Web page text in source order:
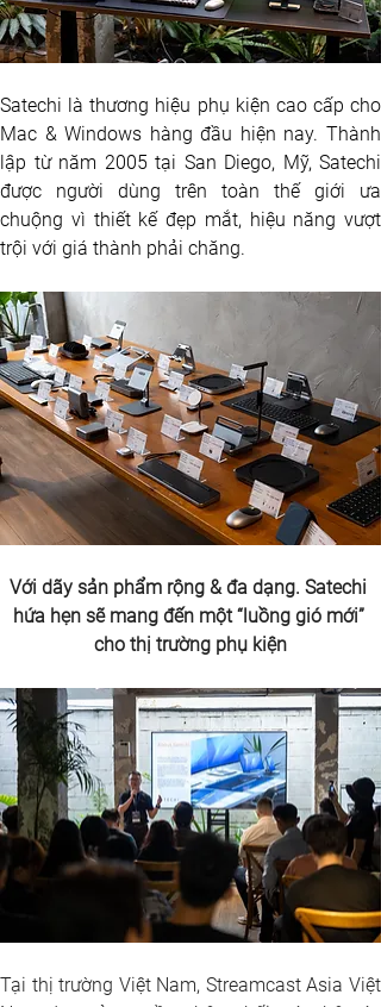
Satechi là thương hiệu phụ kiện cao cấp cho
Mac & Windows hàng đầu hiện nay. Thành
lập từ năm 2005 tại San Diego, Mỹ, Satechi
được người dùng trên toàn thế giới ưa
chuộng vì thiết kế đẹp mắt, hiệu năng vượt
trội với giá thành phải chăng.
Với dãy sản phẩm rộng & đa dạng. Satechi
hứa hẹn sẽ mang đến một “luồng gió mới”
cho thị trường phụ kiện
Tại thị trường Việt Nam, Streamcast Asia Việt